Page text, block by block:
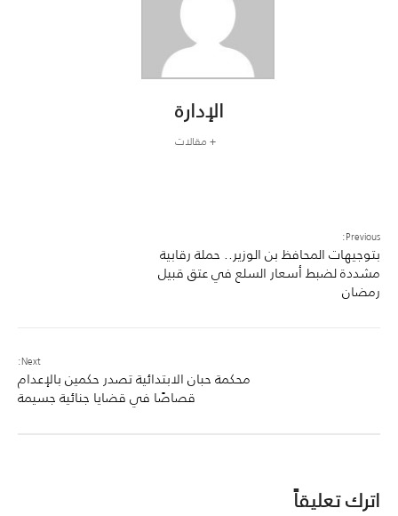
الإدارة
+ مقالات
Previous:
بتوجيهات المحافظ بن الوزير.. حملة رقابية
مشددة لضبط أسعار السلع في عتق قبيل
رمضان
Next:
محكمة حبان الابتدائية تصدر حكمين بالإعدام
قصاصًا في قضايا جنائية جسيمة
اترك تعليقاً